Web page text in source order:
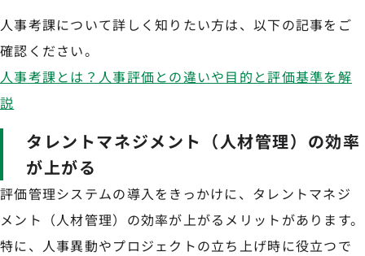
人事考課について詳しく知りたい方は、以下の記事をご
確認ください。
人事考課とは？人事評価との違いや目的と評価基準を解
説
タレントマネジメント（人材管理）の効率
が上がる
評価管理システムの導入をきっかけに、タレントマネジ
メント（人材管理）の効率が上がるメリットがあります。
特に、人事異動やプロジェクトの立ち上げ時に役立つで